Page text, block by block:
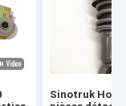
Sinotruk Howo